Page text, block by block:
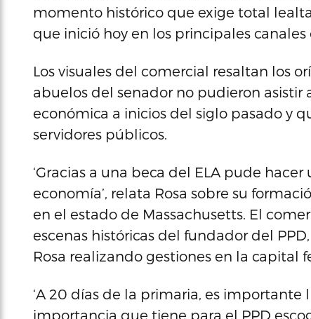
momento histórico que exige total
que inició hoy en los principales canales
Los visuales del comercial resaltan los
abuelos del senador no pudieron asistir
económica a inicios del siglo pasado y
servidores públicos.
‘Gracias a una beca del ELA pude
economía’, relata Rosa sobre su
en el estado de Massachusetts. El
escenas históricas del fundador del
Rosa realizando gestiones en la capital
‘A 20 días de la primaria, es
importancia que tiene para el PPD